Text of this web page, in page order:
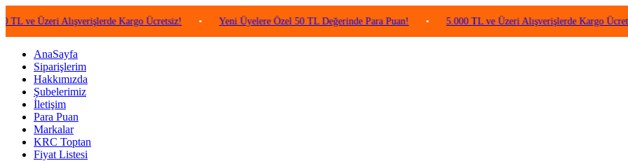
Alışverişlerde Kargo Ücretsiz! • Yeni Üyelere Özel 50 TL Değerinde Para Puan! • 5.000 TL ve Üzeri Alışverişlerde Kargo Ücretsiz! •
AnaSayfa
Siparişlerim
Hakkımızda
Şubelerimiz
İletişim
Para Puan
Markalar
KRC Toptan
Fiyat Listesi